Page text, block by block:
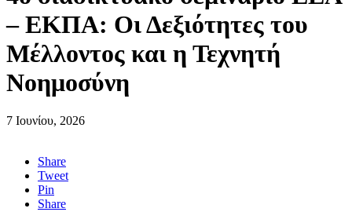
– ΕΚΠΑ: Οι Δεξιότητες του
Μέλλοντος και η Τεχνητή
Νοημοσύνη
7 Ιουνίου, 2026
Share
Tweet
Pin
Share